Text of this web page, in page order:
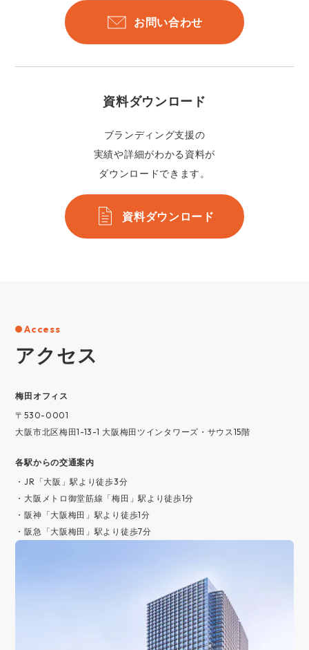
お問い合わせ
資料ダウンロード
ブランディング支援の
実績や詳細がわかる資料が
ダウンロードできます。
資料ダウンロード
Access
アクセス
梅⽥オフィス
〒530-0001
大阪市北区梅田1-13-1 大阪梅田ツインタワーズ・サウス15階
各駅からの交通案内
・JR「大阪」駅より徒歩3分
・大阪メトロ御堂筋線「梅田」駅より徒歩1分
・阪神「大阪梅田」駅より徒歩1分
・阪急「大阪梅田」駅より徒歩7分